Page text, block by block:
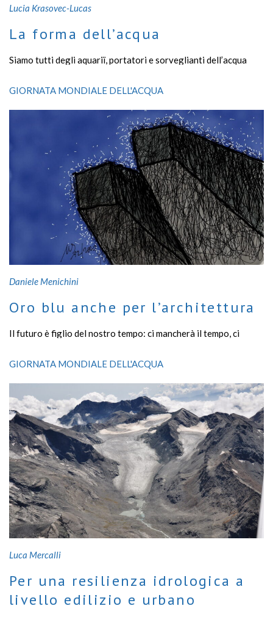
Lucia Krasovec-Lucas
La forma dell’acqua
Siamo tutti degli aquariï, portatori e sorveglianti dell’acqua
dovremmo essere messaggeri responsabili
GIORNATA MONDIALE DELL'ACQUA
Daniele Menichini
Oro blu anche per l’architettura
Il futuro è figlio del nostro tempo: ci mancherà il tempo, ci
GIORNATA MONDIALE DELL'ACQUA
Luca Mercalli
Per una resilienza idrologica a
livello edilizio e urbano